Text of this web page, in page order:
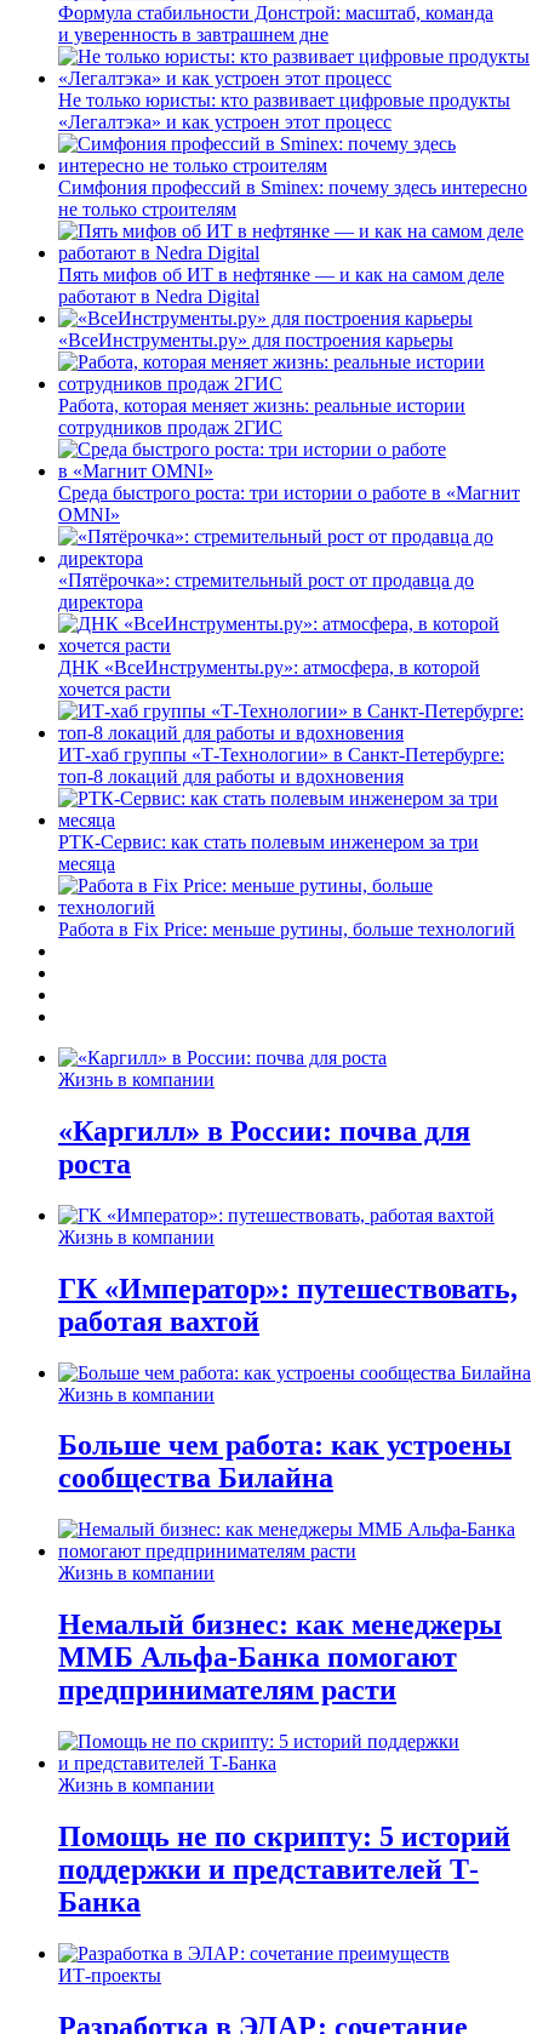
Формула стабильности Донстрой: масштаб, команда
и уверенность в завтрашнем дне
Не только юристы: кто развивает цифровые продукты
«Легалтэка» и как устроен этот процесс
Симфония профессий в Sminex: почему здесь интересно
не только строителям
Пять мифов об ИТ в нефтянке — и как на самом деле
работают в Nedra Digital
«ВсеИнструменты.ру» для построения карьеры
Работа, которая меняет жизнь: реальные истории
сотрудников продаж 2ГИС
Среда быстрого роста: три истории о работе в «Магнит
OMNI»
«Пятёрочка»: стремительный рост от продавца до
директора
ДНК «ВсеИнструменты.ру»: атмосфера, в которой
хочется расти
ИТ-хаб группы «Т-Технологии» в Санкт-Петербурге:
топ-8 локаций для работы и вдохновения
РТК-Сервис: как стать полевым инженером за три
месяца
Работа в Fix Price: меньше рутины, больше технологий
Жизнь в компании
«Каргилл» в России: почва для
роста
Жизнь в компании
ГК «Император»: путешествовать,
работая вахтой
Жизнь в компании
Больше чем работа: как устроены
сообщества Билайна
Жизнь в компании
Немалый бизнес: как менеджеры
ММБ Альфа-Банка помогают
предпринимателям расти
Жизнь в компании
Помощь не по скрипту: 5 историй
поддержки и представителей Т-
Банка
ИТ-проекты
Разработка в ЭЛАР: сочетание